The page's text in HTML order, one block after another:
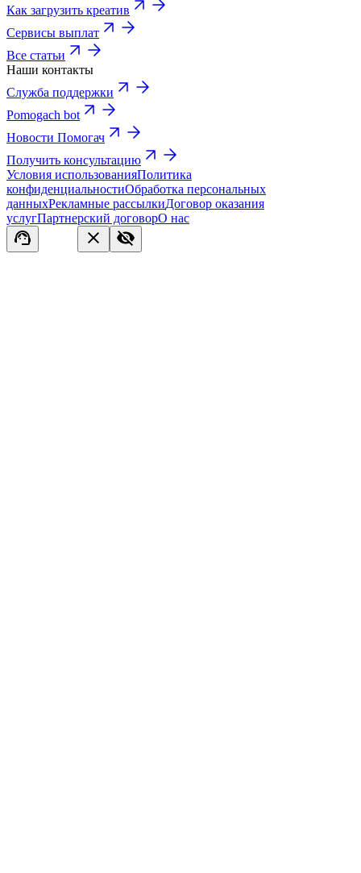
Как загрузить креатив
Сервисы выплат
Все статьи
Наши контакты
Служба поддержки
Pomogach bot
Новости Помогач
Получить консультацию
Условия использованияПолитика
конфиденциальностиОбработка персональных
данныхРекламные рассылкиДоговор оказания
услугПартнерский договорО нас